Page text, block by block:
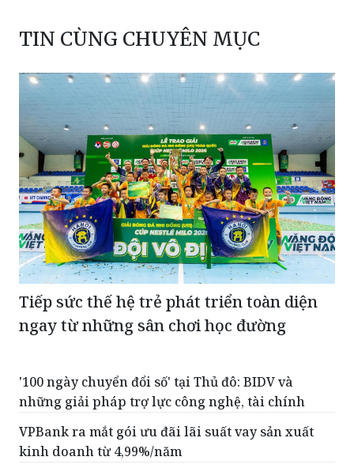
TIN CÙNG CHUYÊN MỤC
Tiếp sức thế hệ trẻ phát triển toàn diện
ngay từ những sân chơi học đường
'100 ngày chuyển đổi số' tại Thủ đô: BIDV và
những giải pháp trợ lực công nghệ, tài chính
VPBank ra mắt gói ưu đãi lãi suất vay sản xuất
kinh doanh từ 4,99%/năm